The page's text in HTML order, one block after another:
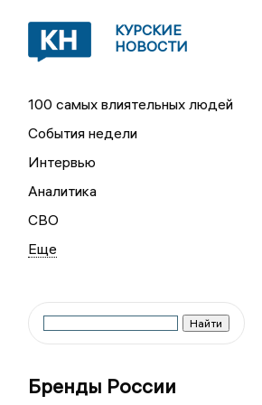
КУРСКИЕ
НОВОСТИ
100 самых влиятельных людей
События недели
Интервью
Аналитика
СВО
Бренды России